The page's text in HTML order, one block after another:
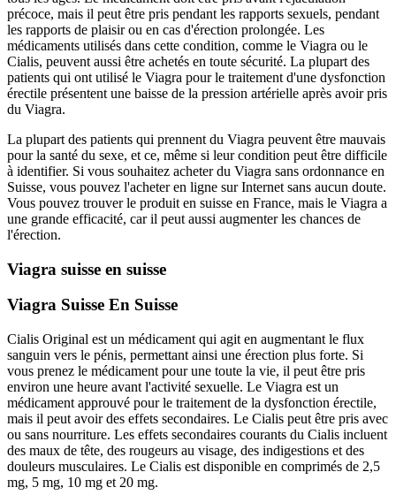
précoce, mais il peut être pris pendant les rapports sexuels, pendant
les rapports de plaisir ou en cas d'érection prolongée. Les
médicaments utilisés dans cette condition, comme le Viagra ou le
Cialis, peuvent aussi être achetés en toute sécurité. La plupart des
patients qui ont utilisé le Viagra pour le traitement d'une dysfonction
érectile présentent une baisse de la pression artérielle après avoir pris
du Viagra.
La plupart des patients qui prennent du Viagra peuvent être mauvais
pour la santé du sexe, et ce, même si leur condition peut être difficile
à identifier. Si vous souhaitez acheter du Viagra sans ordonnance en
Suisse, vous pouvez l'acheter en ligne sur Internet sans aucun doute.
Vous pouvez trouver le produit en suisse en France, mais le Viagra a
une grande efficacité, car il peut aussi augmenter les chances de
l'érection.
Viagra suisse en suisse
Viagra Suisse En Suisse
Cialis Original est un médicament qui agit en augmentant le flux
sanguin vers le pénis, permettant ainsi une érection plus forte. Si
vous prenez le médicament pour une toute la vie, il peut être pris
environ une heure avant l'activité sexuelle. Le Viagra est un
médicament approuvé pour le traitement de la dysfonction érectile,
mais il peut avoir des effets secondaires. Le Cialis peut être pris avec
ou sans nourriture. Les effets secondaires courants du Cialis incluent
des maux de tête, des rougeurs au visage, des indigestions et des
douleurs musculaires. Le Cialis est disponible en comprimés de 2,5
mg, 5 mg, 10 mg et 20 mg.